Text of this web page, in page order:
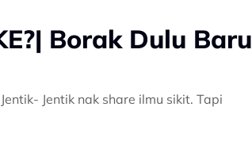
Borak Dulu Baru
Jentik nak share ilmu sikit. Tapi